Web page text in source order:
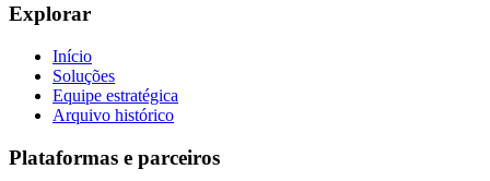
Explorar
Início
Soluções
Equipe estratégica
Arquivo histórico
Plataformas e parceiros